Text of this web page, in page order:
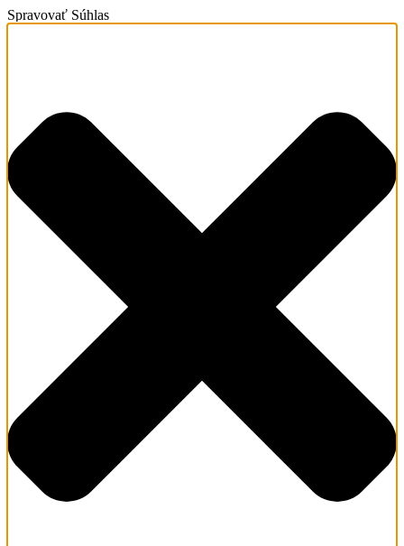
Spravovať Súhlas